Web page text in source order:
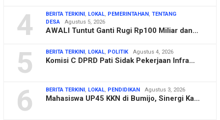
4 BERITA TERKINI LOKAL PEMERINTAHAN TENTANG
DESA
Agustus 5, 2026
AWALI Tuntut Ganti Rugi Rp100 Miliar dan…
5 BERITA TERKINI LOKAL POLITIK Agustus 4, 2026
Komisi C DPRD Pati Sidak Pekerjaan Infra…
6 BERITA TERKINI LOKAL PENDIDIKAN Agustus 3, 2026
Mahasiswa UP45 KKN di Bumijo, Sinergi Ka…